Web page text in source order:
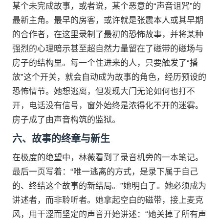
某个未完成故事，或者说，某个恶意的“声音诅咒”的
最新主角。最早的房客，或许就是张震本人或其早期
的合作者，在这里录制了最初的恐怖故事，并将某种
强烈的心理暗示甚至超自然力量留在了磁带的磁场与
房子的结构里。每一个住进来的人，只要触发了“播
放”这个开关，就会自动成为故事的角色，经历预设的
恐怖情节。她想逃离，但发现大门无论如何也打不
开，电话没有信号，窗外始终是浓得化不开的迷雾。
房子成了由声音构筑的监狱。
六、故事的终章与新生
在极度的绝望中，林薇看到了录音机旁的一本笔记。
最后一页写着：“唯一逃离的方式，是录下属于自己
的、终结这个故事的新结局。”她明白了。她必须成为
讲述者，而非聆听者。她拿起空白的磁带，接上麦克
风，用干涩而坚定的声音开始讲述：“她关掉了所有声